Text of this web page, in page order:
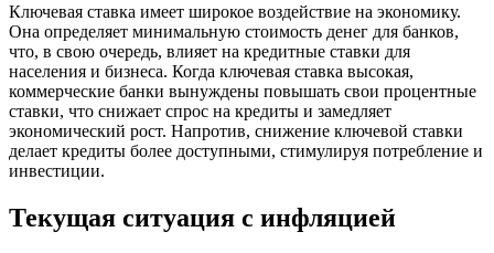
Ключевая ставка имеет широкое воздействие на экономику.
Она определяет минимальную стоимость денег для банков,
что, в свою очередь, влияет на кредитные ставки для
населения и бизнеса. Когда ключевая ставка высокая,
коммерческие банки вынуждены повышать свои процентные
ставки, что снижает спрос на кредиты и замедляет
экономический рост. Напротив, снижение ключевой ставки
делает кредиты более доступными, стимулируя потребление и
инвестиции.
Текущая ситуация с инфляцией